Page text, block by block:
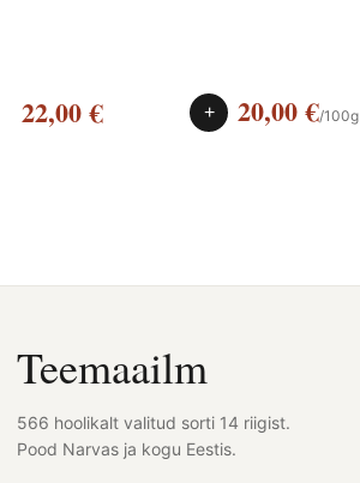
22,00€ + 20,00€/100g
Teemaailm
566 hoolikalt valitud sorti 14 riigist.
Pood Narvas ja kogu Eestis.